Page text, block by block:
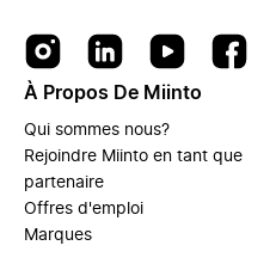
À Propos De Miinto
Qui sommes nous?
Rejoindre Miinto en tant que
partenaire
Offres d'emploi
Marques